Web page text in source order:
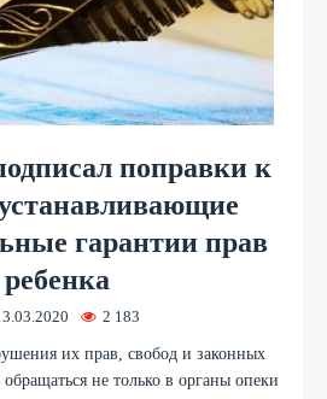
поправки к
гарантии прав
ребенка
2 183
их прав, свобод и законных
не только в органы опеки